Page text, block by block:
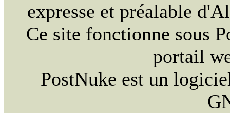
expresse et préalable
Ce site fonctionne sous
portail
PostNuke est un